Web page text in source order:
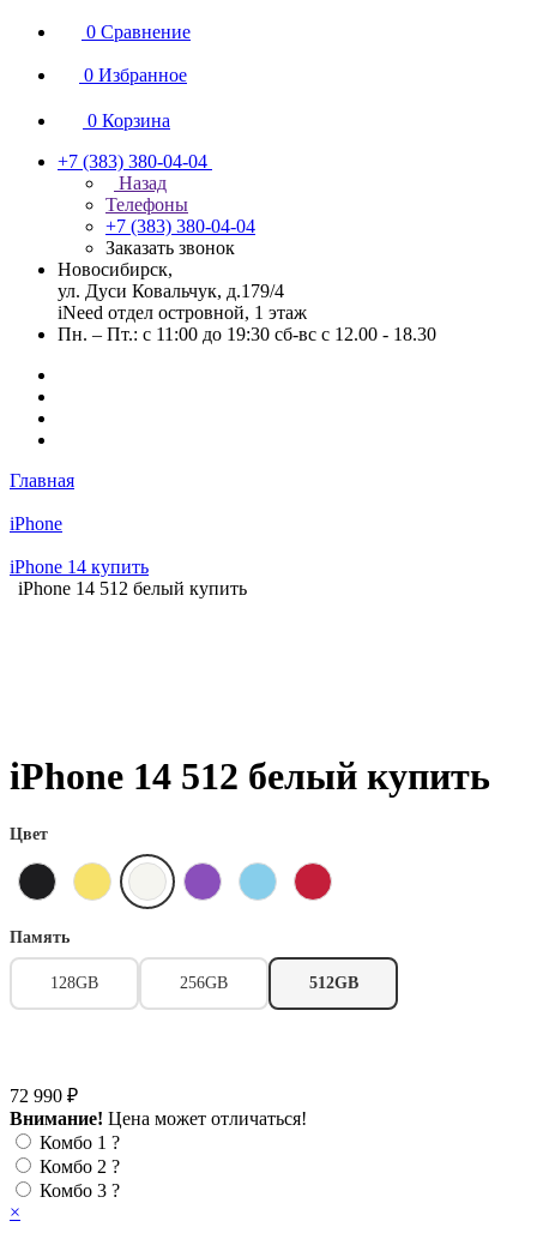
0 Сравнение
0 Избранное
0 Корзина
+7 (383) 380-04-04
Назад
Телефоны
+7 (383) 380-04-04
Заказать звонок
Новосибирск,
ул. Дуси Ковальчук, д.179/4
iNeed отдел островной, 1 этаж
Пн. – Пт.: с 11:00 до 19:30 сб-вс с 12.00 - 18.30
Главная
iPhone
iPhone 14 купить
iPhone 14 512 белый купить
iPhone 14 512 белый купить
Цвет
Память
128GB 256GB 512GB
72 990 ₽
Внимание! Цена может отличаться!
Комбо 1 ?
Комбо 2 ?
Комбо 3 ?
×